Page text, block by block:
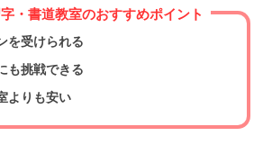
・書道教室のおすすめポイント
を受けられる
も挑戦できる
よりも安い